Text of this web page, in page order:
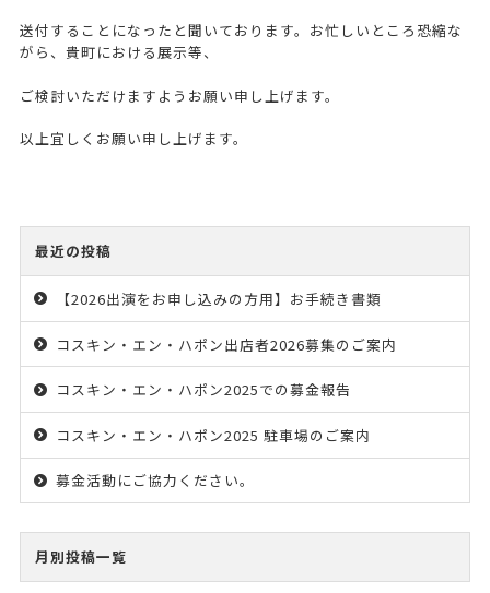
送付することになったと聞いております。お忙しいところ恐縮な
がら、貴町における展示等、
ご検討いただけますようお願い申し上げます。
以上宜しくお願い申し上げます。
最近の投稿
【2026出演をお申し込みの方用】お手続き書類
コスキン・エン・ハポン出店者2026募集のご案内
コスキン・エン・ハポン2025での募金報告
コスキン・エン・ハポン2025 駐車場のご案内
募金活動にご協力ください。
月別投稿一覧